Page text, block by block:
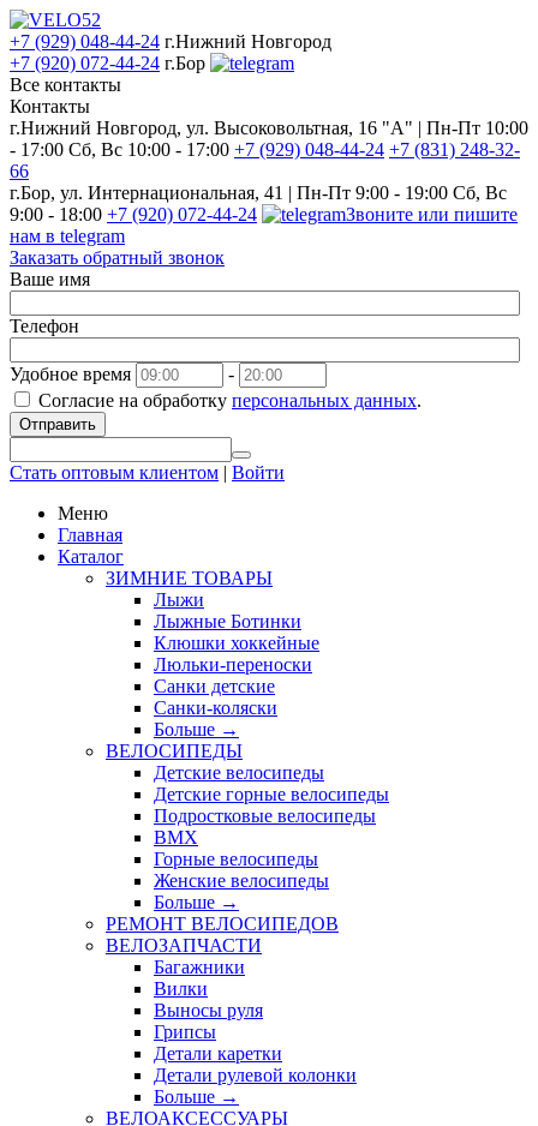
+7 (929) 048-44-24 г.Нижний Новгород
+7 (920) 072-44-24 г.Бор
Все контакты
Контакты
г.Нижний Новгород, ул. Высоковольтная, 16 "А" | Пн-Пт 10:00
- 17:00 Сб, Вс 10:00 - 17:00 +7 (929) 048-44-24 +7 (831) 248-32-
66
г.Бор, ул. Интернациональная, 41 | Пн-Пт 9:00 - 19:00 Сб, Вс
9:00 - 18:00 +7 (920) 072-44-24
Звоните или пишите
нам в telegram
Заказать обратный звонок
Ваше имя
Телефон
Удобное время
-
Согласие на обработку персональных данных.
Отправить
Стать оптовым клиентом | Войти
Меню
Главная
Каталог
ЗИМНИЕ ТОВАРЫ
Лыжи
Лыжные Ботинки
Клюшки хоккейные
Люльки-переноски
Санки детские
Санки-коляски
Больше →
ВЕЛОСИПЕДЫ
Детские велосипеды
Детские горные велосипеды
Подростковые велосипеды
BMX
Горные велосипеды
Женские велосипеды
Больше →
РЕМОНТ ВЕЛОСИПЕДОВ
ВЕЛОЗАПЧАСТИ
Багажники
Вилки
Выносы руля
Грипсы
Детали каретки
Детали рулевой колонки
Больше →
ВЕЛОАКСЕССУАРЫ